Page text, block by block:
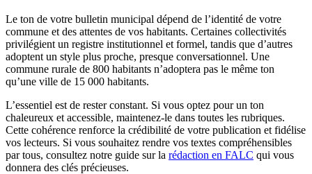
Le ton de votre bulletin municipal dépend de l’identité de votre
commune et des attentes de vos habitants. Certaines collectivités
privilégient un registre institutionnel et formel, tandis que d’autres
adoptent un style plus proche, presque conversationnel. Une
commune rurale de 800 habitants n’adoptera pas le même ton
qu’une ville de 15 000 habitants.
L’essentiel est de rester constant. Si vous optez pour un ton
chaleureux et accessible, maintenez-le dans toutes les rubriques.
Cette cohérence renforce la crédibilité de votre publication et fidélise
vos lecteurs. Si vous souhaitez rendre vos textes compréhensibles
par tous, consultez notre guide sur la rédaction en FALC qui vous
donnera des clés précieuses.